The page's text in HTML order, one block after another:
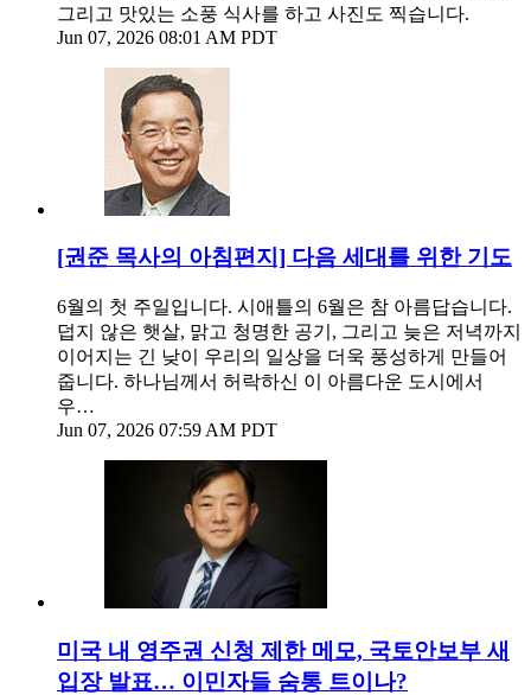
그리고 맛있는 소풍 식사를 하고 사진도 찍습니다.
Jun 07, 2026 08:01 AM PDT
[권준 목사의 아침편지] 다음 세대를 위한 기도
6월의 첫 주일입니다. 시애틀의 6월은 참 아름답습니다.
덥지 않은 햇살, 맑고 청명한 공기, 그리고 늦은 저녁까지
이어지는 긴 낮이 우리의 일상을 더욱 풍성하게 만들어
줍니다. 하나님께서 허락하신 이 아름다운 도시에서
우…
Jun 07, 2026 07:59 AM PDT
미국 내 영주권 신청 제한 메모, 국토안보부 새
입장 발표… 이민자들 숨통 트이나?